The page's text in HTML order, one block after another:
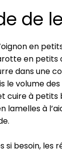
de
en
en petits
dans une
le volume
cuire à petits
lamelles à
si besoin, les